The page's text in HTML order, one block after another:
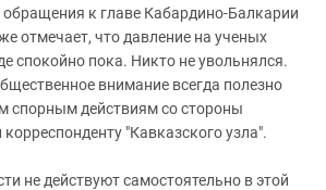
обращения к главе Кабардино-Балкарии
отмечает, что давление на ученых
спокойно пока. Никто не увольнялся.
внимание всегда полезно
спорным действиям со стороны
корреспонденту "Кавказского узла".
не действуют самостоятельно в этой